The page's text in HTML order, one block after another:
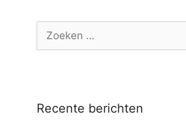
Zoek
Recente berichten